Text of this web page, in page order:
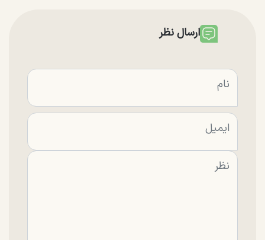
ارسال نظر